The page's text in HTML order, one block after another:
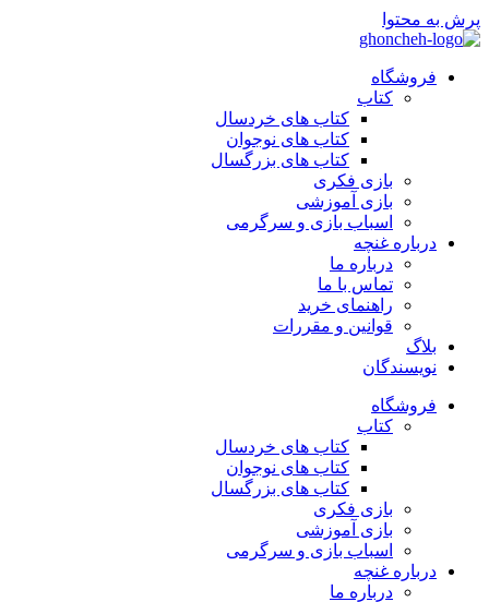
پرش به محتوا
فروشگاه
کتاب
کتاب های خردسال
کتاب های نوجوان
کتاب های بزرگسال
بازی فکری
بازی آموزشی
اسباب بازی و سرگرمی
درباره غنچه
درباره ما
تماس با ما
راهنمای خرید
قوانین و مقررات
بلاگ
نویسندگان
فروشگاه
کتاب
کتاب های خردسال
کتاب های نوجوان
کتاب های بزرگسال
بازی فکری
بازی آموزشی
اسباب بازی و سرگرمی
درباره غنچه
درباره ما